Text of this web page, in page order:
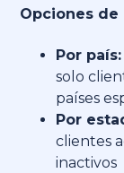
Opciones de
Por país:
solo
países
Por
clientes
inactivos